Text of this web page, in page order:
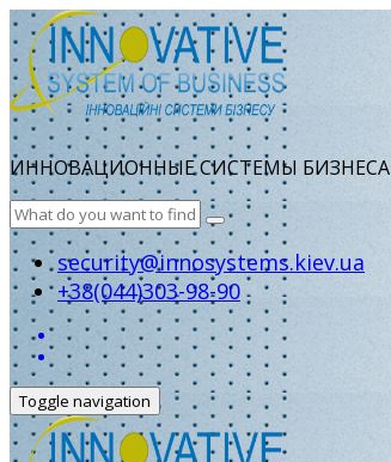
ИННОВАЦИОННЫЕ СИСТЕМЫ БИЗНЕСА
security@innosystems.kiev.ua
+38(044)303-98-90
Toggle navigation